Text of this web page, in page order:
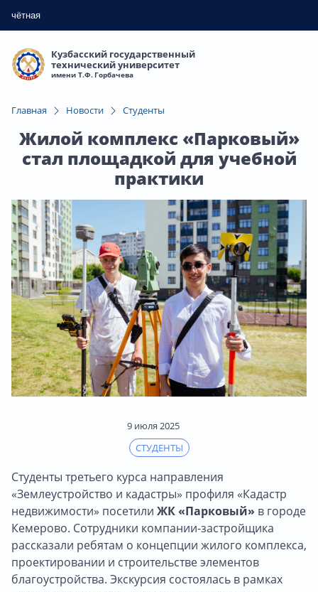
чётная
Кузбасский государственный
технический университет
имени Т.Ф. Горбачева
Главная Новости Студенты
Жилой комплекс «Парковый»
стал площадкой для учебной
практики
9 июля 2025
СТУДЕНТЫ
Студенты третьего курса направления
«Землеустройство и кадастры» профиля «Кадастр
недвижимости» посетили ЖК «Парковый» в городе
Кемерово. Сотрудники компании-застройщика
рассказали ребятам о концепции жилого комплекса,
проектировании и строительстве элементов
благоустройства. Экскурсия состоялась в рамках